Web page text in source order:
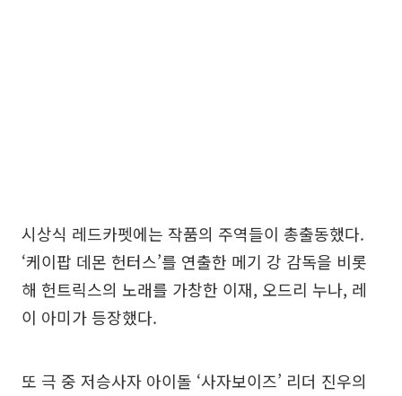
시상식 레드카펫에는 작품의 주역들이 총출동했다.
‘케이팝 데몬 헌터스’를 연출한 메기 강 감독을 비롯
해 헌트릭스의 노래를 가창한 이재, 오드리 누나, 레
이 아미가 등장했다.
또 극 중 저승사자 아이돌 ‘사자보이즈’ 리더 진우의